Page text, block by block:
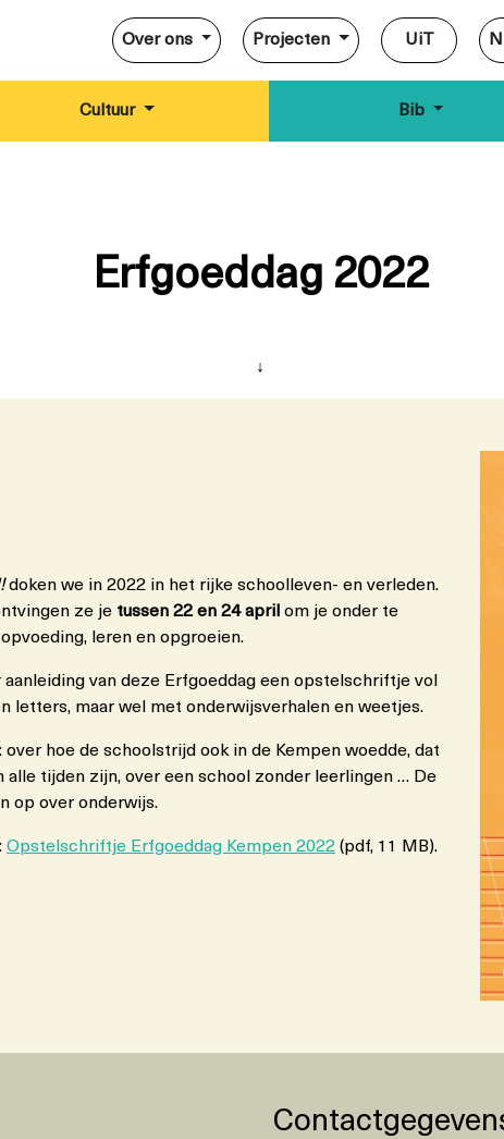
Over ons Projecten UiT
Cultuur Bib
Erfgoeddag 2022
↓
doken we in 2022 in het rijke schoolleven- en verleden.
ze je tussen 22 en 24 april om je onder te
leren en opgroeien.
van deze Erfgoeddag een opstelschriftje vol
letters, maar wel met onderwijsverhalen en weetjes.
hoe de schoolstrijd ook in de Kempen woedde, dat
alle tijden zijn, over een school zonder leerlingen … De
op over onderwijs.
Opstelschriftje Erfgoeddag Kempen 2022 (pdf, 11 MB).